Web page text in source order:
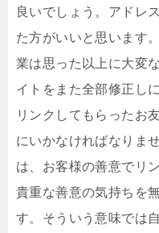
良いでしょう。アドレ
た方がいいと思います
業は思った以上に大変
イトをまた全部修正し
リンクしてもらったお
にいかなければなりま
は、お客様の善意でリ
貴重な善意の気持ちを
す。そういう意味では